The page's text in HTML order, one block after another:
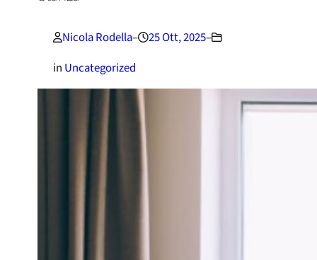
Nicola Rodella– 25 Ott, 2025–
in Uncategorized